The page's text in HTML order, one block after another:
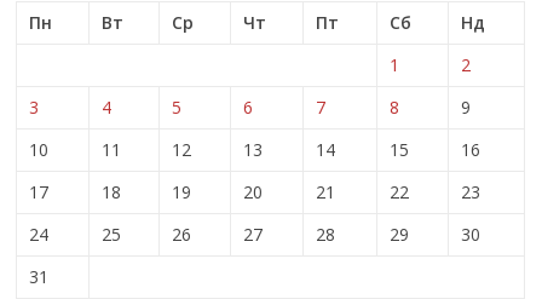
Пн
Вт Ср Чт Пт Сб
Нд
1
2
3
4 5 6 7 8
9
10
11 12 13 14 15
16
17
18 19 20 21 22
23
24
25 26 27 28 29
30
31